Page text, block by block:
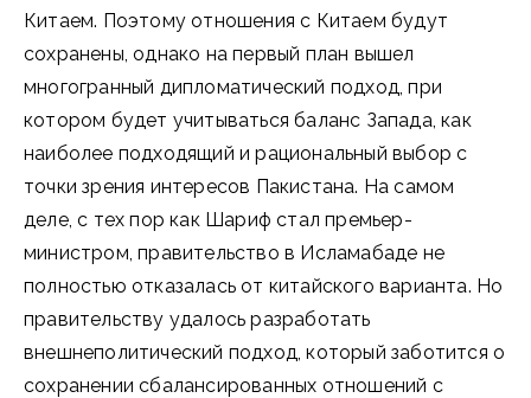
Китаем. Поэтому отношения с Китаем будут
сохранены, однако на первый план вышел
многогранный дипломатический подход, при
котором будет учитываться баланс Запада, как
наиболее подходящий и рациональный выбор с
точки зрения интересов Пакистана. На самом
деле, с тех пор как Шариф стал премьер-
министром, правительство в Исламабаде не
полностью отказалась от китайского варианта. Но
правительству удалось разработать
внешнеполитический подход, который заботится о
сохранении сбалансированных отношений с